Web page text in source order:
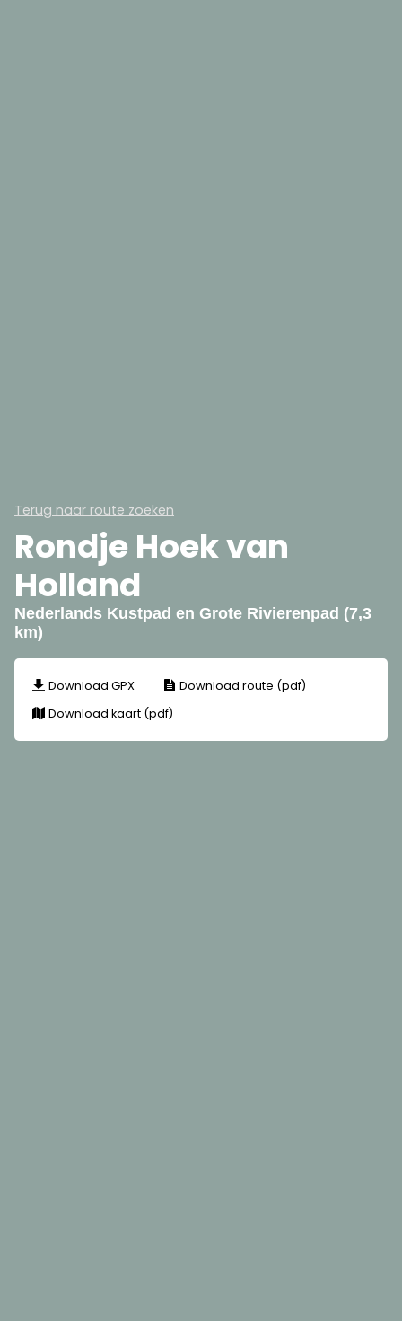
Terug naar route zoeken
Rondje Hoek van
Holland
Nederlands Kustpad en Grote Rivierenpad (7,3
km)
Download GPX
Download route (pdf)
Download kaart (pdf)